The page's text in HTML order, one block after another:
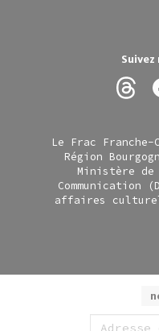
Le Frac
Région
Ministère
Communication
affaires